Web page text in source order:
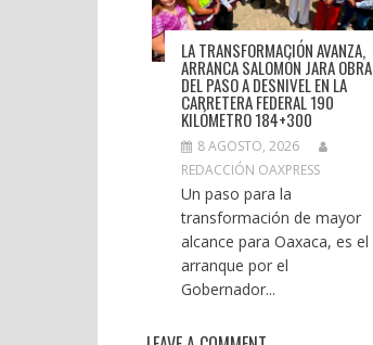
LA TRANSFORMACIÓN AVANZA,
ARRANCA SALOMÓN JARA OBRA
DEL PASO A DESNIVEL EN LA
CARRETERA FEDERAL 190
KILÓMETRO 184+300
8 AGOSTO, 2026
REDACCIÓN OAXPRESS
Un paso para la
transformación de mayor
alcance para Oaxaca, es el
arranque por el
Gobernador...